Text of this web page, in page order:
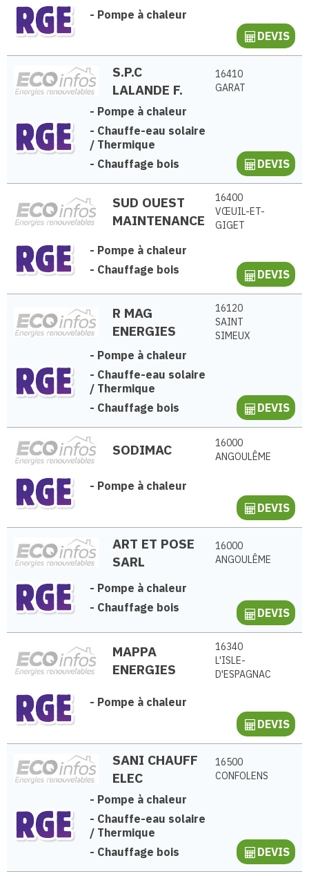
- Pompe à chaleur
DEVIS
S.P.C
LALANDE F.
16410
GARAT
- Pompe à chaleur
- Chauffe-eau solaire
/ Thermique
- Chauffage bois DEVIS
SUD OUEST
MAINTENANCE
16400
VŒUIL-ET-
GIGET
- Pompe à chaleur
- Chauffage bois DEVIS
R MAG
ENERGIES
16120
SAINT
SIMEUX
- Pompe à chaleur
- Chauffe-eau solaire
/ Thermique
- Chauffage bois DEVIS
SODIMAC
16000
ANGOULÊME
- Pompe à chaleur
DEVIS
ART ET POSE
SARL
16000
ANGOULÊME
- Pompe à chaleur
- Chauffage bois DEVIS
MAPPA
ENERGIES
16340
L'ISLE-
D'ESPAGNAC
- Pompe à chaleur
DEVIS
SANI CHAUFF
ELEC
16500
CONFOLENS
- Pompe à chaleur
- Chauffe-eau solaire
/ Thermique
- Chauffage bois DEVIS